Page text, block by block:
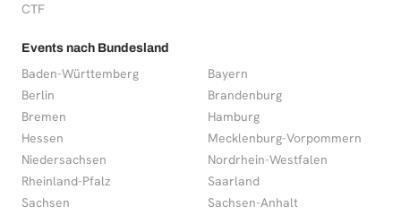
CTF
Events nach Bundesland
Baden-Württemberg
Bayern
Berlin
Brandenburg
Bremen
Hamburg
Hessen
Mecklenburg-Vorpommern
Niedersachsen
Nordrhein-Westfalen
Rheinland-Pfalz
Saarland
Sachsen
Sachsen-Anhalt